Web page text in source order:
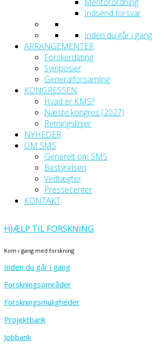
Indsend forsvar
Inden du går i gang
ARRANGEMENTER
Forskerdating
Symposier
Generalforsamling
KONGRESSEN
Hvad er KMS?
Næste kongres (2027)
Retningslinjer
NYHEDER
OM SMS
Generelt om SMS
Bestyrelsen
Vedtægter
Pressecenter
KONTAKT
HJÆLP TIL FORSKNING
Kom i gang med forskning
Inden du går i gang
Forskningsområder
Forskningsmuligheder
Projektbank
Jobbank